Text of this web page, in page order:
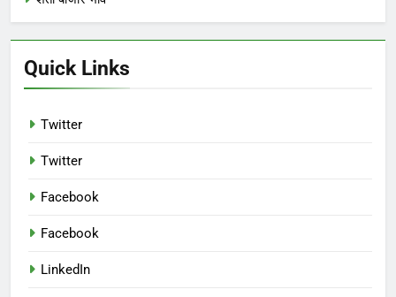
Quick Links
Twitter
Twitter
Facebook
Facebook
LinkedIn